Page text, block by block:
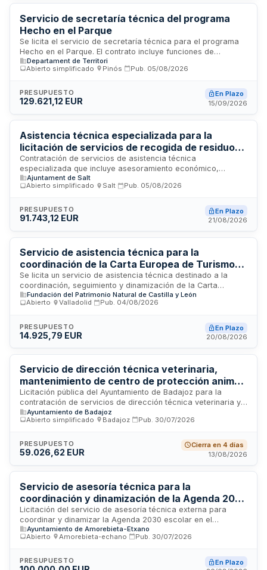
especializado, diseño de instrumentos de planificación y
transferencia de conocimiento técnico adaptado a las
particularidades de cada municipio riojano.
Servicio de secretaría técnica del programa
Hecho en el Parque
Se licita el servicio de secretaría técnica para el programa
Hecho en el Parque. El contrato incluye funciones de
coordinación operativa, planificación interna del trabajo e
interlocución con la Dirección General de Políticas
de actuaciones técnicas previstas. El servicio requiere
personal con titulación de licenciatura, grado o equivalente y
Personas y Naturaleza.
Departament de Territori
Abierto simplificado
Pinós Pub. 05/08/2026
PRESUPUESTO
129.621,12 EUR
En Plazo
15/09/2026
Asistencia técnica especializada para la
licitación de servicios de recogida de residuos
y limpieza viaria del municipio de Salt
Contratación de servicios de asistencia técnica
especializada que incluye asesoramiento económico,
financiero y jurídico para la preparación, redacción y
tramitación de una licitación de servicios municipales. El
documentación, análisis del estado actual de servicios,
dimensionamiento técnico, elaboración de pliegos de
procedimiento de licitación hasta la formalización del
contrato de recogida de residuos, gestión de voluminosos,
recogida textil, limpieza viaria y control de calidad en el
municipio de Salt.
Ajuntament de Salt
Abierto simplificado
Salt Pub. 05/08/2026
PRESUPUESTO
91.743,12 EUR
En Plazo
21/08/2026
Servicio de asistencia técnica para la
coordinación de la Carta Europea de Turismo
Sostenible en la Montaña Palentina - Fundación
Patrimonio Natural de Castilla y León
Se licita un servicio de asistencia técnica destinado a la
coordinación, seguimiento y dinamización de la Carta
Europea de Turismo Sostenible en su Fase I, en el ámbito del
Parque Natural Montaña Palentina y sus Paisajes Protegidos,
Natural de Castilla y León es el órgano contratante. El
servicio comprende la coordinación técnica del Plan de
dinamización de la participación de agentes territoriales, el
asesoramiento a entidades adheridas y la elaboración de
toda la documentación técnica requerida, incluida una
memoria final orientada al proceso de reevaluación ante la
EUROPARC Federation.
Fundación del Patrimonio Natural de Castilla y León
Abierto
Valladolid Pub. 04/08/2026
PRESUPUESTO
14.925,79 EUR
En Plazo
20/08/2026
Servicio de dirección técnica veterinaria,
mantenimiento de centro de protección animal
y recogida de animales en vía pública para el
Ayuntamiento de Badajoz
Licitación pública del Ayuntamiento de Badajoz para la
contratación de servicios de dirección técnica veterinaria y
gestión integral del centro de protección animal municipal,
incluyendo el mantenimiento de las instalaciones, la recogida
pública y la retirada de cadáveres de animales en el término
municipal de Badajoz y sus pedanías. El servicio comprende
alojados y gestión de la recogida y transporte de fauna.
Ayuntamiento de Badajoz
Abierto simplificado
Badajoz Pub. 30/07/2026
PRESUPUESTO
59.026,62 EUR
Cierra en 4 días
13/08/2026
Servicio de asesoría técnica para la
coordinación y dinamización de la Agenda 2030
escolar en Amorebieta-Etxano
Licitación del servicio de asesoría técnica externa para
coordinar y dinamizar la Agenda 2030 escolar en el
municipio de Amorebieta-Etxano. El contrato incluye labores
de coordinación, dinamización y apoyo técnico en la
centros educativos. La duración inicial es de un año, con
Ayuntamiento de Amorebieta-Etxano
Abierto
Amorebieta-echano Pub. 30/07/2026
PRESUPUESTO
En Plazo